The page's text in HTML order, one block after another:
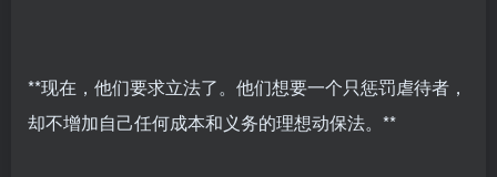
**现在，他们要求立法了。他们想要一个只惩罚虐待者，
却不增加自己任何成本和义务的理想动保法。**